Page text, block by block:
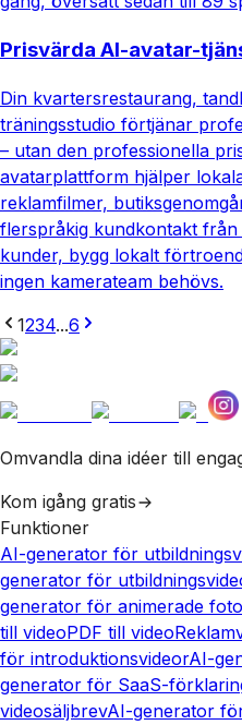
Prisvärda AI-avatar-
Din kvartersrestaurang,
träningsstudio förtjänar
– utan den professionella
avatarplattform hjälper
reklamfilmer,
flerspråkig kundkontakt
kunder, bygg lokalt
ingen kamerateam behövs.
1234...6
Omvandla dina idéer till
Kom igång gratis
Funktioner
AI-generator för
generator för
generator för animerade
till videoPDF till video
för introduktionsvideorAI-
generator för SaaS-
videosäljbrevAI-generator